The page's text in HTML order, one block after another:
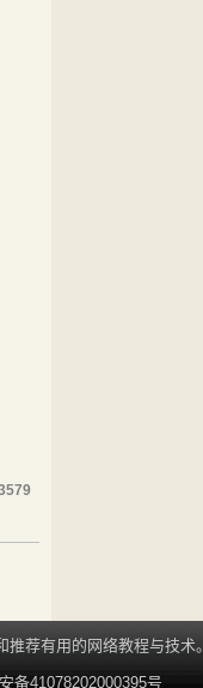
荐有用的网络教程与技术。
备41078202000395号